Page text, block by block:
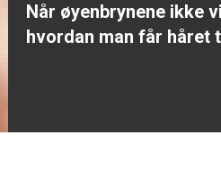
Når øyenbrynene ikke
hvordan man får håret